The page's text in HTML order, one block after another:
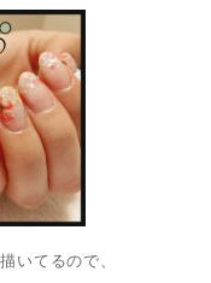
いてるので、